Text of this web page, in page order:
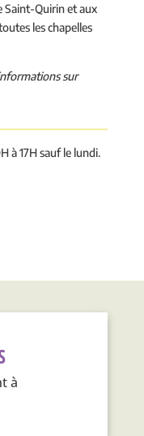
Saint-Quirin et aux
les chapelles
sur
à 17H sauf le lundi.
à